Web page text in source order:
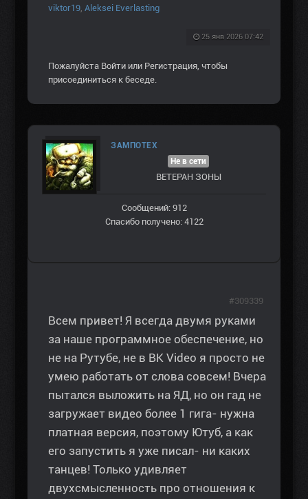
viktor19, Aleksei Everlasting
25 янв 2026 07:42
Пожалуйста Войти или Регистрация, чтобы
присоединиться к беседе.
ЗАМПОТЕХ
Не в сети
ВЕТЕРАН ЗOНЫ
Сообщений: 912
Спасибо получено: 4122
Всем привет! Я всегда двумя руками
за наше программное обеспечение, но
не на Рутубе, не в ВК Video я просто не
умею работать от слова совсем! Вчера
пытался выложить на ЯД, но он гад не
загружает видео более 1 гига- нужна
платная версия, поэтому Ютуб, а как
его запустить я уже писал- ни каких
танцев! Только удивляет
двухсмысленность про отношения к
#309339